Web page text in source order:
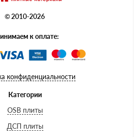
© 2010-2026
к оплате:
конфиденциальности
Категории
OSB плиты
ДСП плиты